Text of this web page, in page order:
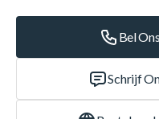
Bel
Schrijf